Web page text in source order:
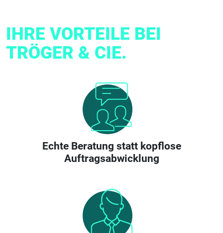
IHRE VORTEILE BEI
TRÖGER & CIE.
Echte Beratung statt kopflose
Auftragsabwicklung